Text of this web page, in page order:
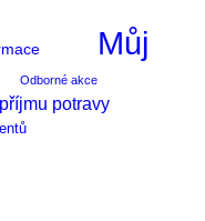
Můj
Odborné akce
potravy